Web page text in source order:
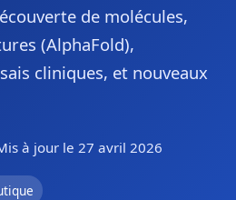
de molécules,
(AlphaFold),
cliniques, et nouveaux
à jour le 27 avril 2026